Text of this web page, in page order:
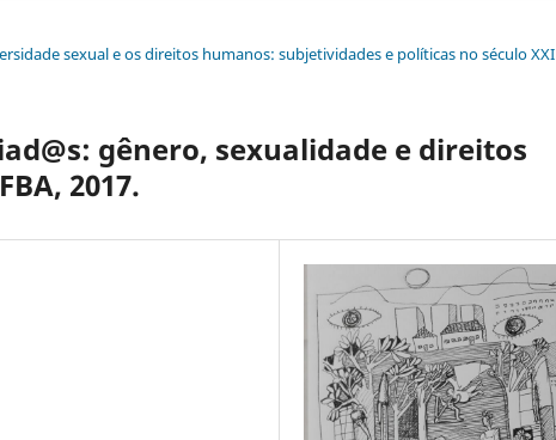
sexual e os direitos humanos: subjetividades e políticas no século XXI
gênero, sexualidade e direitos
2017.